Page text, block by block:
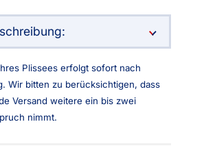
Plissees erfolgt sofort nach
Wir bitten zu berücksichtigen, dass
Versand weitere ein bis zwei
nimmt.